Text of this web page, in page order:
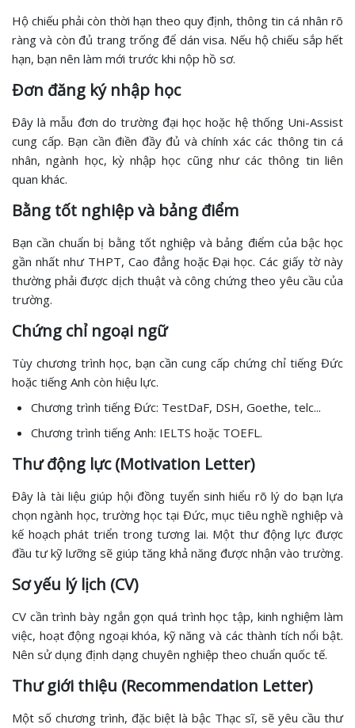
Hộ chiếu phải còn thời hạn theo quy định, thông tin cá nhân rõ
ràng và còn đủ trang trống để dán visa. Nếu hộ chiếu sắp hết
hạn, bạn nên làm mới trước khi nộp hồ sơ.
Đơn đăng ký nhập học
Đây là mẫu đơn do trường đại học hoặc hệ thống Uni-Assist
cung cấp. Bạn cần điền đầy đủ và chính xác các thông tin cá
nhân, ngành học, kỳ nhập học cũng như các thông tin liên
quan khác.
Bằng tốt nghiệp và bảng điểm
Bạn cần chuẩn bị bằng tốt nghiệp và bảng điểm của bậc học
gần nhất như THPT, Cao đẳng hoặc Đại học. Các giấy tờ này
thường phải được dịch thuật và công chứng theo yêu cầu của
trường.
Chứng chỉ ngoại ngữ
Tùy chương trình học, bạn cần cung cấp chứng chỉ tiếng Đức
hoặc tiếng Anh còn hiệu lực.
Chương trình tiếng Đức: TestDaF, DSH, Goethe, telc...
Chương trình tiếng Anh: IELTS hoặc TOEFL.
Thư động lực (Motivation Letter)
Đây là tài liệu giúp hội đồng tuyển sinh hiểu rõ lý do bạn lựa
chọn ngành học, trường học tại Đức, mục tiêu nghề nghiệp và
kế hoạch phát triển trong tương lai. Một thư động lực được
đầu tư kỹ lưỡng sẽ giúp tăng khả năng được nhận vào trường.
Sơ yếu lý lịch (CV)
CV cần trình bày ngắn gọn quá trình học tập, kinh nghiệm làm
việc, hoạt động ngoại khóa, kỹ năng và các thành tích nổi bật.
Nên sử dụng định dạng chuyên nghiệp theo chuẩn quốc tế.
Thư giới thiệu (Recommendation Letter)
Một số chương trình, đặc biệt là bậc Thạc sĩ, sẽ yêu cầu thư